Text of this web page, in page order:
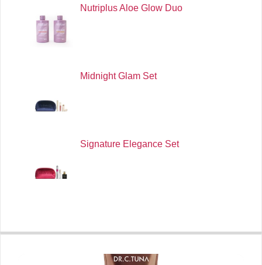
Nutriplus Aloe Glow Duo
Midnight Glam Set
Signature Elegance Set